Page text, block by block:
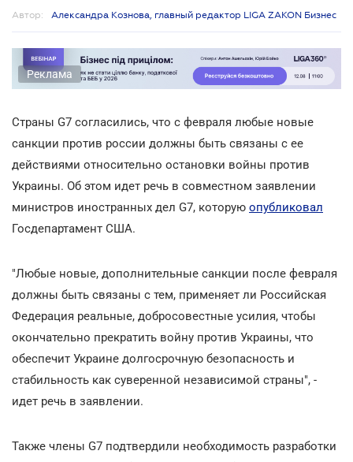
Автор: Александра Кознова, главный редактор LIGA ZAKON Бизнес
Реклама
Страны G7 согласились, что с февраля любые новые
санкции против россии должны быть связаны с ее
действиями относительно остановки войны против
Украины. Об этом идет речь в совместном заявлении
министров иностранных дел G7, которую опубликовал
Госдепартамент США.
"Любые новые, дополнительные санкции после февраля
должны быть связаны с тем, применяет ли Российская
Федерация реальные, добросовестные усилия, чтобы
окончательно прекратить войну против Украины, что
обеспечит Украине долгосрочную безопасность и
стабильность как суверенной независимой страны", -
идет речь в заявлении.
Также члены G7 подтвердили необходимость разработки